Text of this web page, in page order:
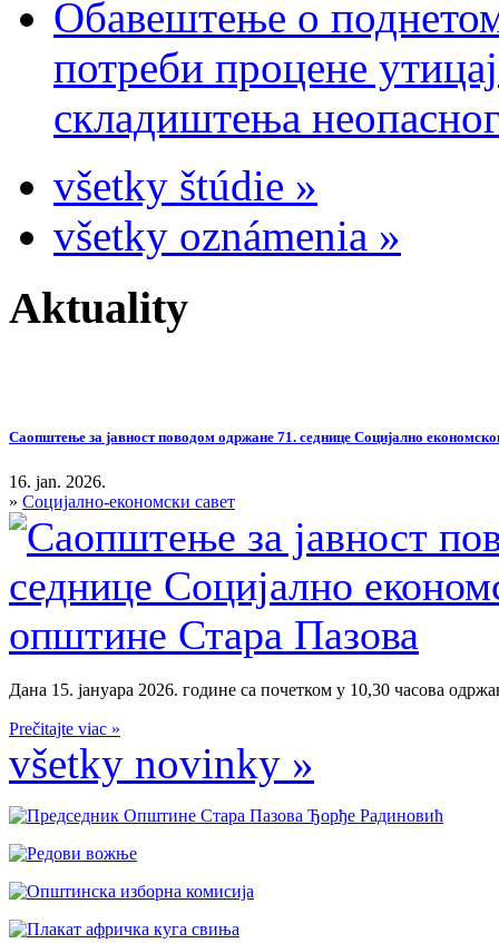
Обавештење о
потреби процене
складиштења
všetky štúdie »
všetky oznámenia »
Aktuality
Саопштење за јавност поводом одржане 71. седнице Социјално
16. jan. 2026.
» Социјално-економски савет
Дана 15. јануара 2026. године са почетком у 10,30 часова
Prečitajte viac »
všetky novinky »